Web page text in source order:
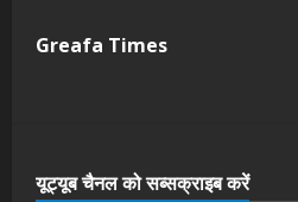
Greafa Times
यूट्यूब चैनल को सब्सक्राइब करें